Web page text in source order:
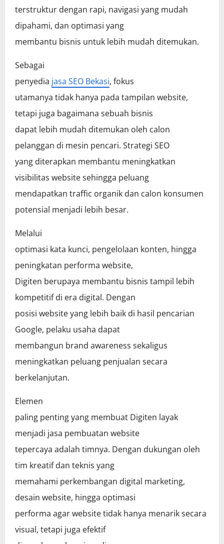
terstruktur dengan rapi, navigasi yang mudah
dipahami, dan optimasi yang
membantu bisnis untuk lebih mudah ditemukan.
Sebagai
penyedia jasa SEO Bekasi, fokus
utamanya tidak hanya pada tampilan website,
tetapi juga bagaimana sebuah bisnis
dapat lebih mudah ditemukan oleh calon
pelanggan di mesin pencari. Strategi SEO
yang diterapkan membantu meningkatkan
visibilitas website sehingga peluang
mendapatkan traffic organik dan calon konsumen
potensial menjadi lebih besar.
Melalui
optimasi kata kunci, pengelolaan konten, hingga
peningkatan performa website,
Digiten berupaya membantu bisnis tampil lebih
kompetitif di era digital. Dengan
posisi website yang lebih baik di hasil pencarian
Google, pelaku usaha dapat
membangun brand awareness sekaligus
meningkatkan peluang penjualan secara
berkelanjutan.
Elemen
paling penting yang membuat Digiten layak
menjadi jasa pembuatan website
tepercaya adalah timnya. Dengan dukungan oleh
tim kreatif dan teknis yang
memahami perkembangan digital marketing,
desain website, hingga optimasi
performa agar website tidak hanya menarik secara
visual, tetapi juga efektif